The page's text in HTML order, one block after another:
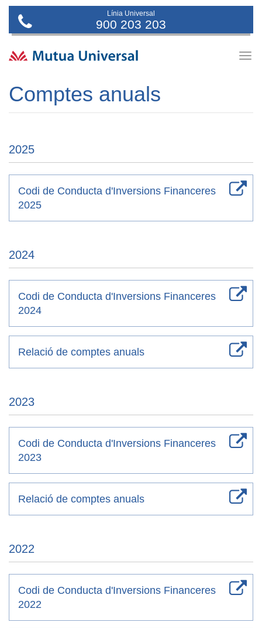
Línia Universal
900 203 203
Comptes anuals
2025
Codi de Conducta d'Inversions Financeres
2025
2024
Codi de Conducta d'Inversions Financeres
2024
Relació de comptes anuals
2023
Codi de Conducta d'Inversions Financeres
2023
Relació de comptes anuals
2022
Codi de Conducta d'Inversions Financeres
2022